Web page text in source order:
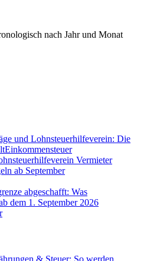
nach Jahr und Monat
und Lohnsteuerhilfeverein: Die
Einkommensteuer
Vermieter
ab September
abgeschafft: Was
dem 1. September 2026
& Steuer: So werden